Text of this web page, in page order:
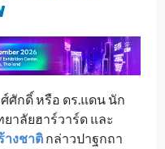
ศ์ศักดิ์ หรือ ดร.แดน นัก
าลัยฮาร์วาร์ด และ
างชาติ กล่าวปาฐกถา